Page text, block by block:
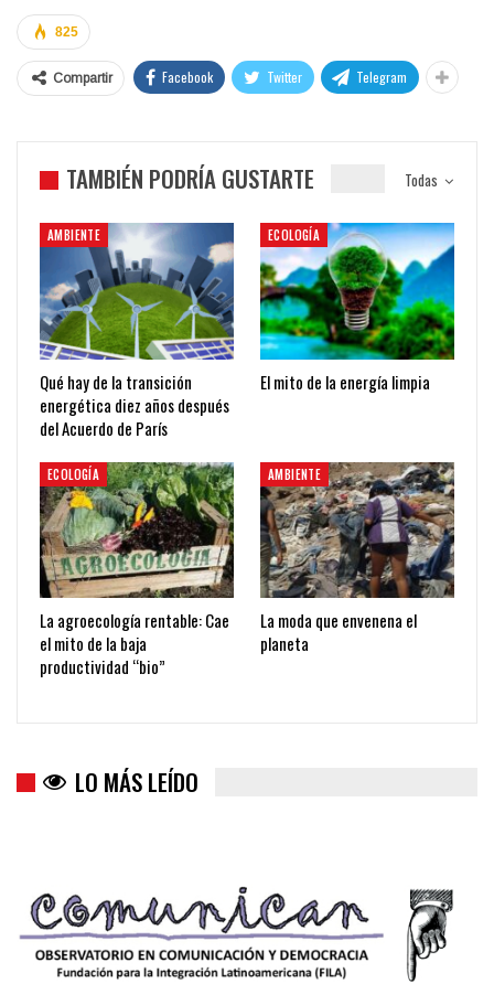
825
Compartir Facebook Twitter Telegram
Todas
TAMBIÉN PODRÍA GUSTARTE
AMBIENTE
Qué hay de la transición
energética diez años después
del Acuerdo de París
ECOLOGÍA
El mito de la energía limpia
ECOLOGÍA
La agroecología rentable: Cae
el mito de la baja
productividad “bio”
AMBIENTE
La moda que envenena el
planeta
LO MÁS LEÍDO